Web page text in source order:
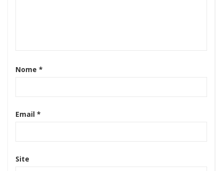
Nome *
Email *
Site